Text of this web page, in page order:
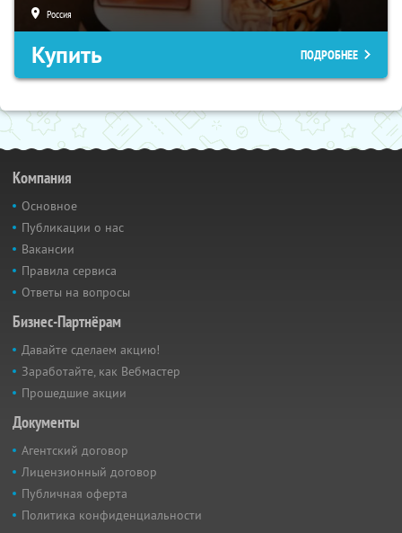
Россия
Купить ПОДРОБНЕЕ
Компания
Основное
Публикации о нас
Вакансии
Правила сервиса
Ответы на вопросы
Бизнес-Партнёрам
Давайте сделаем акцию!
Заработайте, как Вебмастер
Прошедшие акции
Документы
Агентский договор
Лицензионный договор
Публичная оферта
Политика конфиденциальности